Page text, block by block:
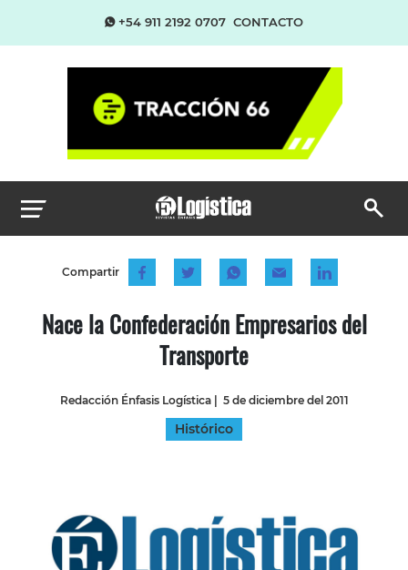
+54 911 2192 0707 CONTACTO
Compartir
Nace la Confederación Empresarios del
Transporte
Redacción Énfasis Logística| 5 de diciembre del 2011
Histórico